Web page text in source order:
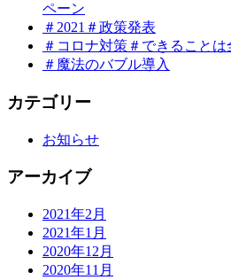
ペーン
＃2021＃政策発表
＃コロナ対策＃できること
＃魔法のバブル導入
カテゴリー
お知らせ
アーカイブ
2021年2月
2021年1月
2020年12月
2020年11月